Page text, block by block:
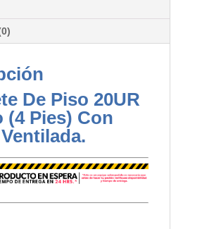
De Piso 20UR
(4 Pies) Con